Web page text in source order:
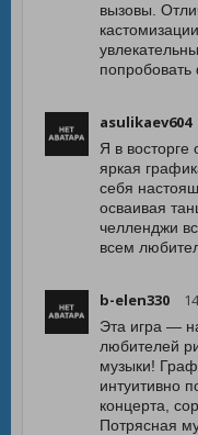
вызовы.
asulikaev604
Я в восторге
яркая
себя
осваивая
челленджи
всем
b-elen330
Эта игра —
любителей
музыки!
интуитивно
концерта,
Потрясная